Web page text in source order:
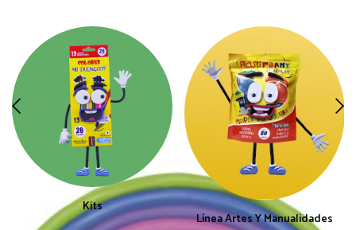
Kits
Línea Artes Y Manualidades